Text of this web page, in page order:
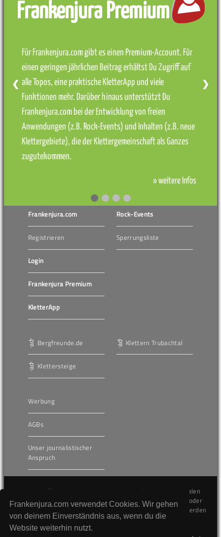
Frankenjura.com verwendet Cookies. Wir gehen
von deinem Einverständnis aus, wenn du die
Website weiterhin nutzt.
Frankenjura Premium
Für Frankenjura.com gibt es einen Premium-Account. Für
einen geringen jährlichen Beitrag erhältst Du Zugriff auf
alle Topos, eine praktische KletterApp und viele
Funktionen mehr. Darüber hinaus unterstützt Du
Frankenjura.com bei der Entwicklung von freien
Anwendungen (z.B. Rock-Events) und Inhalten (z.B. neue
Klettergebiete), die der Klettergemeinschaft als Ganzes
zugutekommen.
» weitere Infos
❮ ❯
Frankenjura.com
Registrieren
Login
Frankenjura Premium
KletterApp
Rock-Events
Sperrungsliste
Bergfreunde.de
Klettersteige
Klettern Trubachtal
Werbung
AGBs
Unser journalistischer
Anspruch
Die hier veröffentlichten Inhalte unterliegen dem internationalen
Urheberrecht (Copyright) und dürfen nicht kopiert, verändert oder
unverändert wiederveröffentlicht werden. Gegen Verstöße werden
wir auf juristischem Wege vorgehen.